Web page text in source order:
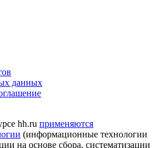
данных
hh.ru применяются
(информационные технологии
на основе сбора, систематизации